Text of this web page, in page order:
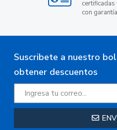
con
Suscribete a nuestro
obtener descuentos